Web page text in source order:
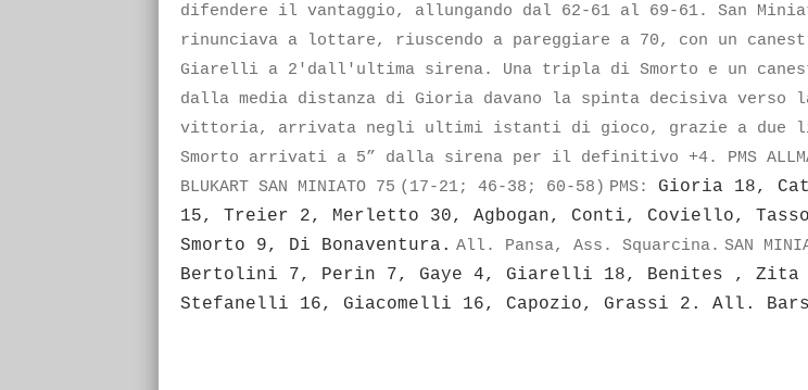
difendere il vantaggio, allungando dal 62-61 al 69-61. San
rinunciava a lottare, riuscendo a pareggiare a 70, con un
Giarelli a 2'dall'ultima sirena. Una tripla di Smorto e un
dalla media distanza di Gioria davano la spinta decisiva verso
vittoria, arrivata negli ultimi istanti di gioco, grazie a due
Smorto arrivati a 5” dalla sirena per il definitivo +4. PMS
BLUKART SAN MINIATO 75 (17-21; 46-38; 60-58) PMS: Gioria 18,
15, Treier 2, Merletto 30, Agbogan, Conti, Coviello,
Smorto 9, Di Bonaventura. All. Pansa, Ass. Squarcina. SAN
Bertolini 7, Perin 7, Gaye 4, Giarelli 18, Benites , Zita
Stefanelli 16, Giacomelli 16, Capozio, Grassi 2. All.